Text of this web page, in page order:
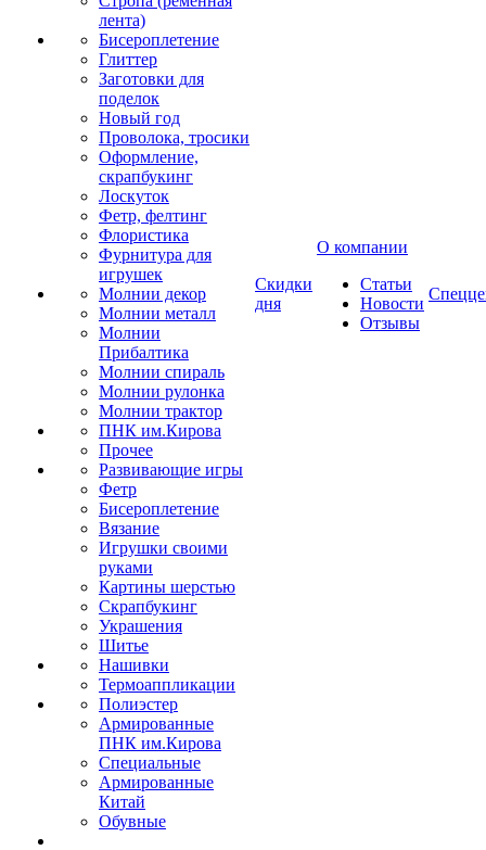
лента)
Бисероплетение
Глиттер
Заготовки для
поделок
Новый год
Проволока, тросики
Оформление,
скрапбукинг
Лоскуток
Фетр, фелтинг
Флористика
Фурнитура для
игрушек
Молнии декор
Молнии металл
Молнии
Прибалтика
Молнии спираль
Молнии рулонка
Молнии трактор
ПНК им.Кирова
Прочее
Развивающие игры
Фетр
Бисероплетение
Вязание
Игрушки своими
руками
Картины шерстью
Скрапбукинг
Украшения
Шитье
Нашивки
Термоаппликации
Полиэстер
Армированные
ПНК им.Кирова
Специальные
Армированные
Китай
Обувные
Скидки
дня
О компании
Статьи
Новости
Отзывы